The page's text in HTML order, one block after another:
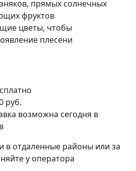
прямых солнечных
фруктов
цветы, чтобы
плесени
руб.
возможна сегодня в
в отдаленные районы или за
у оператора